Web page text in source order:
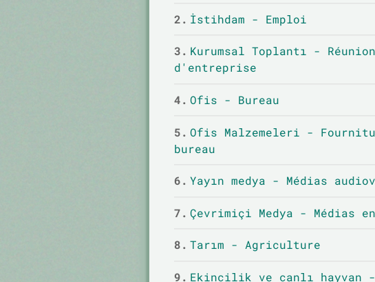
2. İstihdam - Emploi
3. Kurumsal Toplantı - Réunion
d'entreprise
4. Ofis - Bureau
5. Ofis Malzemeleri -
bureau
6. Yayın medya - Médias
7. Çevrimiçi Medya - Médias
8. Tarım - Agriculture
9. Ekincilik ve canlı hayvan